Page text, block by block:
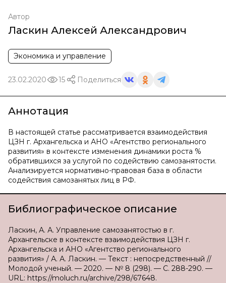
Автор
Ласкин Алексей Александрович
Экономика и управление
23.02.2020 15 Поделиться
Аннотация
В настоящей статье рассматривается взаимодействия
ЦЗН г. Архангельска и АНО «Агентство регионального
развития» в контексте изменения динамики роста %
обратившихся за услугой по содействию самозанятости.
Анализируется нормативно-правовая база в области
содействия самозанятых лиц в РФ.
Библиографическое описание
Ласкин, А. А. Управление самозанятостью в г.
Архангельске в контексте взаимодействия ЦЗН г.
Архангельска и АНО «Агентство регионального
развития» / А. А. Ласкин. — Текст : непосредственный //
Молодой ученый. — 2020. — № 8 (298). — С. 288-290. —
URL: https://moluch.ru/archive/298/67648.